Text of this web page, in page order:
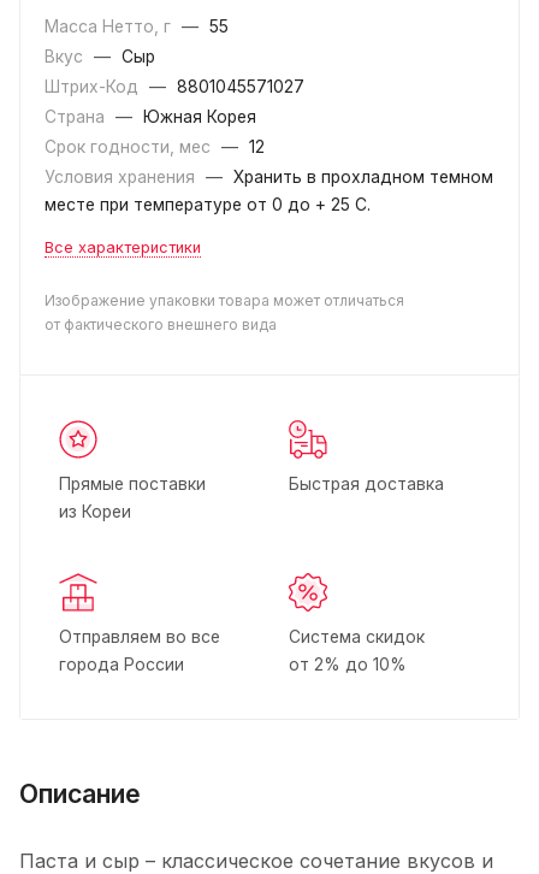
Масса Нетто, г — 55
Вкус
— Сыр
Штрих-Код
— 8801045571027
Страна
—
Южная Корея
Срок годности, мес
— 12
Условия хранения
— Хранить в прохладном темном
месте при температуре от 0 до + 25 C.
Все характеристики
Изображение упаковки товара может отличаться
от фактического внешнего вида
Прямые поставки
из Кореи
Быстрая доставка
Отправляем во все
города России
Система скидок
от 2% до 10%
Описание
Паста и сыр – классическое сочетание вкусов и